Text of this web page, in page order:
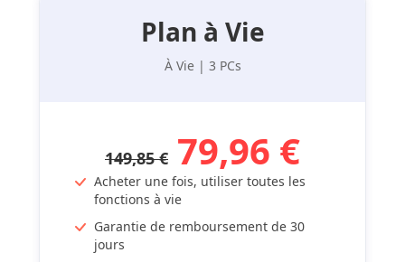
Plan à Vie
À Vie | 3 PCs
149,85 € 79,96 €
Acheter une fois, utiliser toutes les
fonctions à vie
Garantie de remboursement de 30
jours